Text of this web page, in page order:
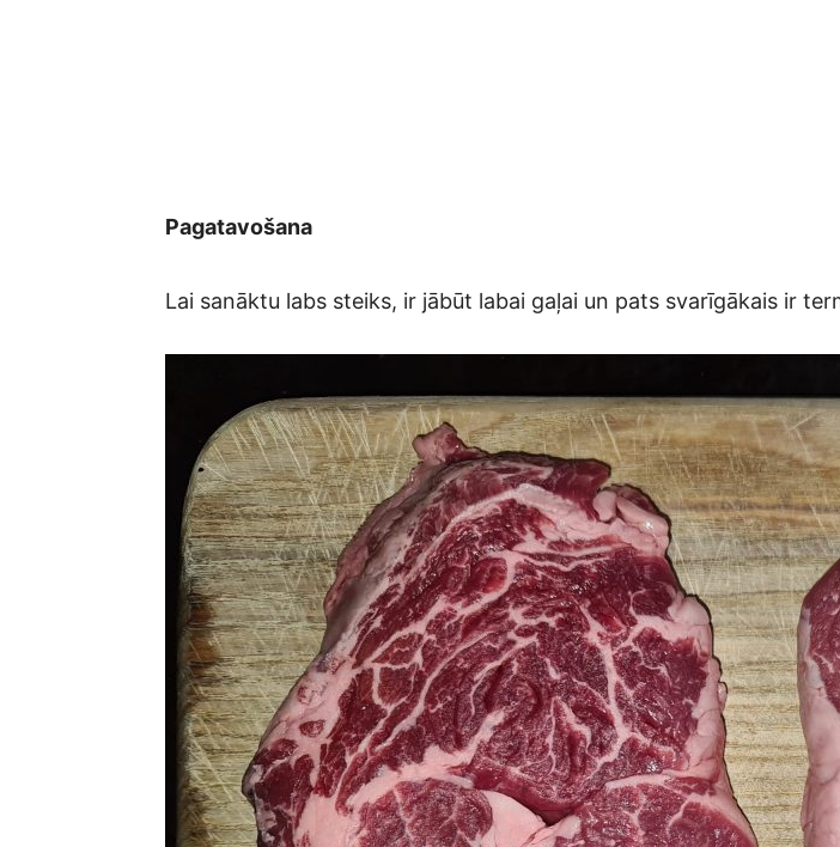
Pagatavošana
Lai sanāktu labs steiks, ir jābūt labai gaļai un pats svarīgākais ir